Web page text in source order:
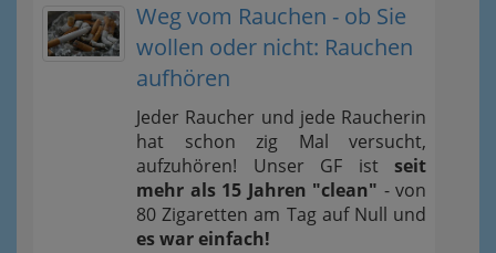
Weg vom Rauchen - ob Sie
wollen oder nicht: Rauchen
aufhören
Jeder Raucher und jede Raucherin
hat schon zig Mal versucht,
aufzuhören! Unser GF ist seit
mehr als 15 Jahren "clean" - von
80 Zigaretten am Tag auf Null und
es war einfach!